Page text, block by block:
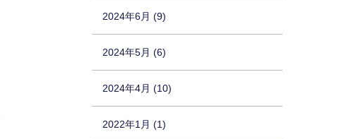
2024年6月 (9)
2024年5月 (6)
2024年4月 (10)
2022年1月 (1)